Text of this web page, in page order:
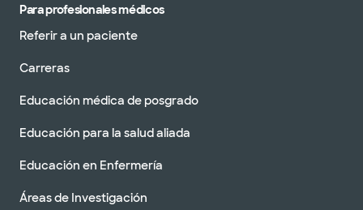
Para profesionales médicos
Referir a un paciente
Carreras
Educación médica de posgrado
Educación para la salud aliada
Educación en Enfermería
Áreas de Investigación